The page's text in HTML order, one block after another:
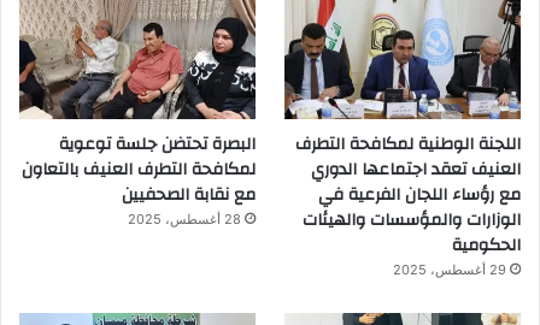
اللجنة الوطنية لمكافحة التطرف
العنيف تعقد اجتماعها الدوري
مع رؤساء اللجان الفرعية في
الوزارات والمؤسسات والهيئات
الحكومية
29 أغسطس، 2025
البصرة تحتضن جلسة توعوية
لمكافحة التطرف العنيف بالتعاون
مع نقابة الصحفيين
28 أغسطس، 2025